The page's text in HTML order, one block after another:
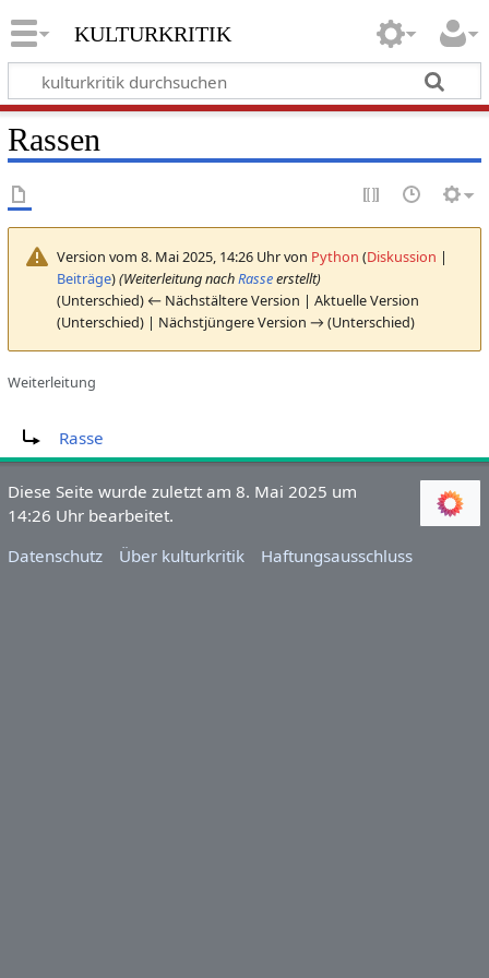
kulturkritik
Rassen
Version vom 8. Mai 2025, 14:26 Uhr von Python (Diskussion |
Beiträge)(Weiterleitung nachRasseerstellt)
(Unterschied) ← Nächstältere Version | Aktuelle Version
(Unterschied) | Nächstjüngere Version → (Unterschied)
Weiterleitung
Rasse
Diese Seite wurde zuletzt am 8. Mai 2025 um
14:26 Uhr bearbeitet.
Datenschutz
Über kulturkritik Haftungsausschluss